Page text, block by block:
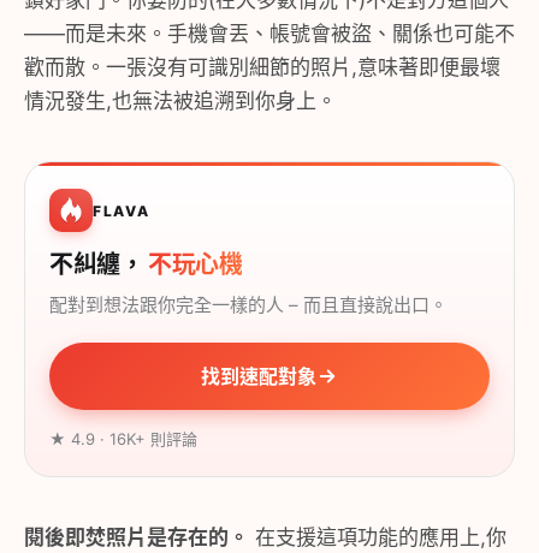
——而是未來。手機會丟、帳號會被盜、關係也可能不
歡而散。一張沒有可識別細節的照片,意味著即便最壞
情況發生,也無法被追溯到你身上。
FLAVA
不糾纏， 不玩心機
配對到想法跟你完全一樣的人 – 而且直接說出口。
找到速配對象
★ 4.9 · 16K+ 則評論
閱後即焚照片是存在的。 在支援這項功能的應用上,你